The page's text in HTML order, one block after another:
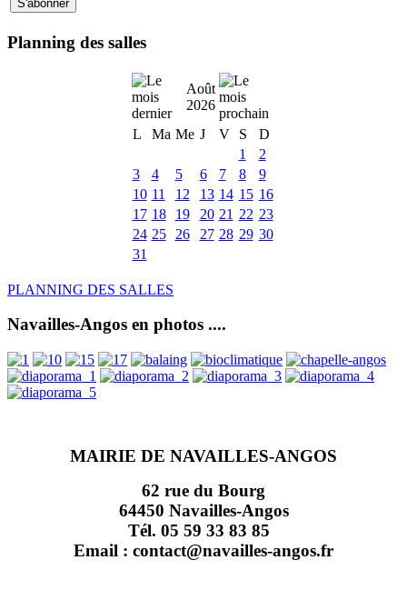
Planning des salles
Août
2026
L
Ma Me J V S
D
1
2
3
4 5 6 7 8
9
10 11 12 13 14 15 16
17 18 19 20 21 22 23
24 25 26 27 28 29 30
31
PLANNING DES SALLES
Navailles-Angos en photos ....
MAIRIE DE NAVAILLES-ANGOS
62 rue du Bourg
64450 Navailles-Angos
Tél. 05 59 33 83 85
Email : contact@navailles-angos.fr